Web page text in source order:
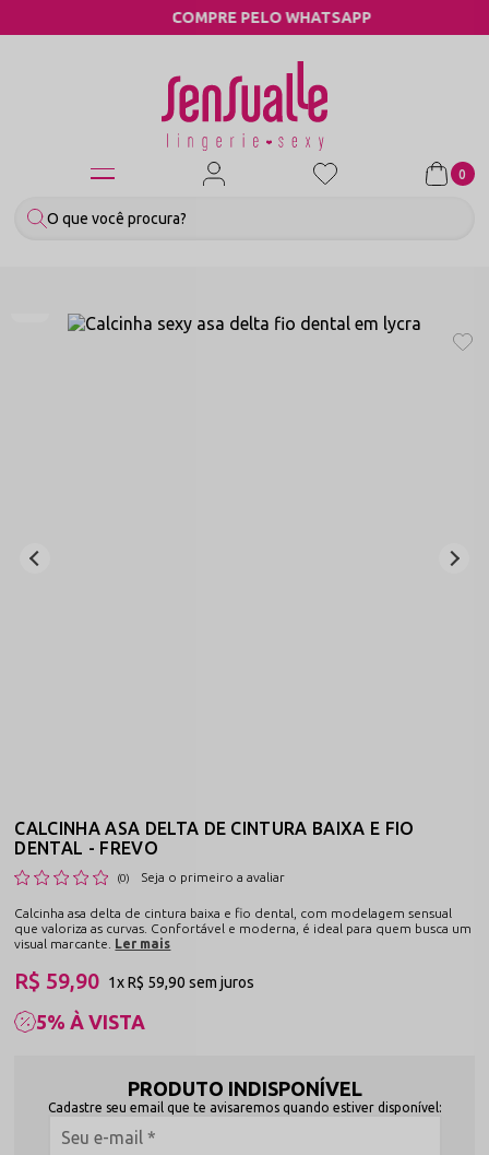
COMPRE PELO WHATSAPP
0
CALCINHA ASA DELTA DE CINTURA BAIXA E FIO
DENTAL - FREVO
(0) Seja o primeiro a avaliar
Calcinha asa delta de cintura baixa e fio dental, com modelagem sensual
que valoriza as curvas. Confortável e moderna, é ideal para quem busca um
visual marcante.
Ler mais
5% À VISTA
R$ 59,90 1xR$ 59,90sem juros
PRODUTO INDISPONÍVEL
Cadastre seu email que te avisaremos quando estiver disponível: